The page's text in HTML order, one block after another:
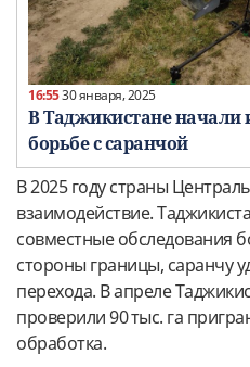
16:5530 января, 2025
В Таджикистане начали
борьбе с саранчой
В 2025 году страны
взаимодействие.
совместные обследования
стороны границы, саранчу
перехода. В апреле
проверили 90 тыс. га
обработка.